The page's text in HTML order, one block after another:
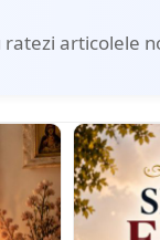
ratezi articolele